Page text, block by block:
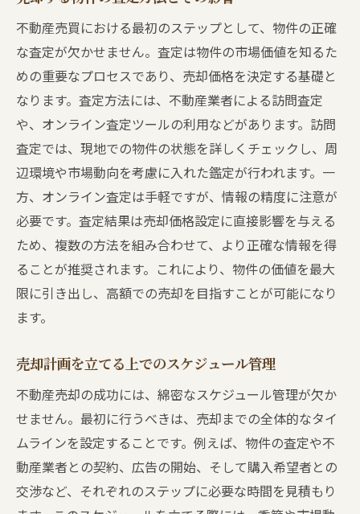
契約のリスクを最小限にするための工夫
法律専門家の助言を得るメリット
契約内容の変更が必要な場合の対処法
成功事例から学ぶ不動産売買の高額売却の秘訣
高額売却を達成した実例とその分析
物件の価値を最大限に引き出す工夫
売却価格を上げるためのリノベーション
買い手のニーズを的確に捉える方法
高額売却を可能にするマーケティング戦略
成功した売却のノウハウを活かす
不動産売却の不安を解消するためのQ&A
売却に伴う心理的な不安を和らげる方法
売却プロセスで問題が発生した場合の対処
法
税金や諸費用に関するよくある質問
売却後に考慮すべき次のステップ
専門家に相談するタイミングとその方法
不動産売買における最初のステップとして、物件の正確
な査定が欠かせません。査定は物件の市場価値を知るた
めの重要なプロセスであり、売却価格を決定する基礎と
なります。査定方法には、不動産業者による訪問査定
や、オンライン査定ツールの利用などがあります。訪問
査定では、現地での物件の状態を詳しくチェックし、周
辺環境や市場動向を考慮に入れた鑑定が行われます。一
方、オンライン査定は手軽ですが、情報の精度に注意が
必要です。査定結果は売却価格設定に直接影響を与える
ため、複数の方法を組み合わせて、より正確な情報を得
ることが推奨されます。これにより、物件の価値を最大
限に引き出し、高額での売却を目指すことが可能になり
ます。
売却計画を立てる上でのスケジュール管理
不動産売却の成功には、綿密なスケジュール管理が欠か
せません。最初に行うべきは、売却までの全体的なタイ
ムラインを設定することです。例えば、物件の査定や不
動産業者との契約、広告の開始、そして購入希望者との
交渉など、それぞれのステップに必要な時間を見積もり